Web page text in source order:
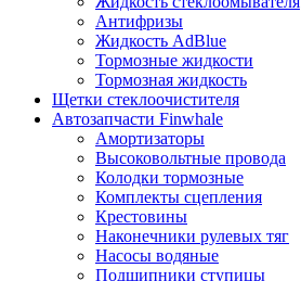
Антифризы
Жидкость AdBlue
Тормозные жидкости
Тормозная жидкость
Щетки стеклоочистителя
Автозапчасти Finwhale
Амортизаторы
Высоковольтные провода
Колодки тормозные
Комплекты сцепления
Крестовины
Наконечники рулевых тяг
Насосы водяные
Подшипники ступицы